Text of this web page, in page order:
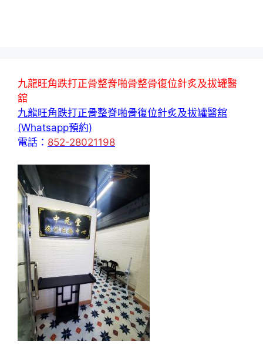
九龍旺角跌打正骨整脊啪骨整骨復位針炙及拔罐醫
舘
九龍旺角跌打正骨整脊啪骨復位針炙及拔罐醫舘
(Whatsapp預約)
電話： 852-28021198